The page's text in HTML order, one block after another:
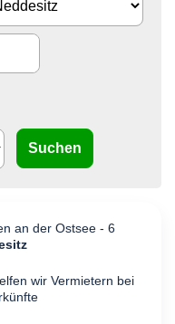
an der Ostsee - 6
wir Vermietern bei